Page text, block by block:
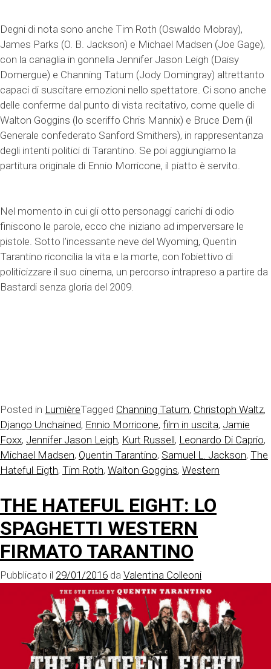
Degni di nota sono anche Tim Roth (Oswaldo Mobray),
James Parks (O. B. Jackson) e Michael Madsen (Joe Gage),
con la canaglia in gonnella Jennifer Jason Leigh (Daisy
Domergue) e Channing Tatum (Jody Domingray) altrettanto
capaci di suscitare emozioni nello spettatore. Ci sono anche
delle conferme dal punto di vista recitativo, come quelle di
Walton Goggins (lo sceriffo Chris Mannix) e Bruce Dern (il
Generale confederato Sanford Smithers), in rappresentanza
degli intenti politici di Tarantino. Se poi aggiungiamo la
partitura originale di Ennio Morricone, il piatto è servito.
Nel momento in cui gli otto personaggi carichi di odio
finiscono le parole, ecco che iniziano ad imperversare le
pistole. Sotto l’incessante neve del Wyoming, Quentin
Tarantino riconcilia la vita e la morte, con l’obiettivo di
politicizzare il suo cinema, un percorso intrapreso a partire da
Bastardi senza gloria del 2009.
Posted in LumièreTagged Channing Tatum, Christoph Waltz,
Django Unchained, Ennio Morricone, film in uscita, Jamie
Foxx, Jennifer Jason Leigh, Kurt Russell, Leonardo Di Caprio,
Michael Madsen, Quentin Tarantino, Samuel L. Jackson, The
Hateful Eigth, Tim Roth, Walton Goggins, Western
THE HATEFUL EIGHT: LO
SPAGHETTI WESTERN
FIRMATO TARANTINO
Pubblicato il 29/01/2016 da Valentina Colleoni